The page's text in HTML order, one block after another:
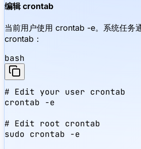
编辑 crontab
当前用户使用 crontab -e。系统任务
crontab：
bash
# Edit your user crontab
crontab -e
# Edit root crontab
sudo crontab -e